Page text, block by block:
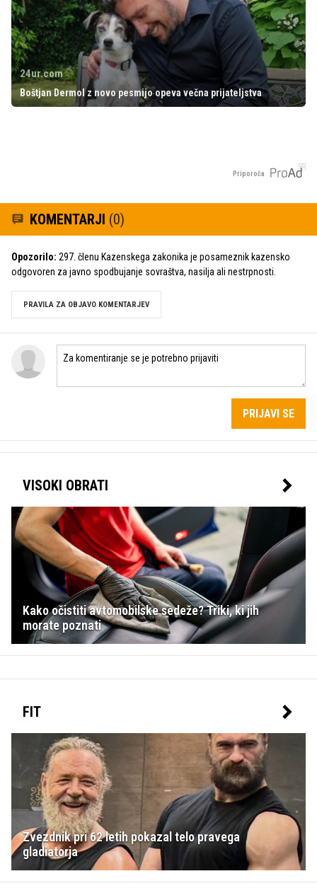
24ur.com
Boštjan Dermol z novo pesmijo opeva večna prijateljstva
Priporoča
KOMENTARJI (0)
Opozorilo: 297. členu Kazenskega zakonika je posameznik kazensko
odgovoren za javno spodbujanje sovraštva, nasilja ali nestrpnosti.
PRAVILA ZA OBJAVO KOMENTARJEV
PRIJAVI SE
VISOKI OBRATI
Kako očistiti avtomobilske sedeže? Triki, ki jih
morate poznati
FIT
Zvezdnik pri 62 letih pokazal telo pravega
gladiatorja